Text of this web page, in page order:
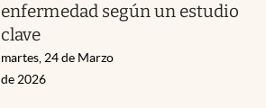
enfermedad según un estudio
clave
martes, 24 de Marzo
de 2026